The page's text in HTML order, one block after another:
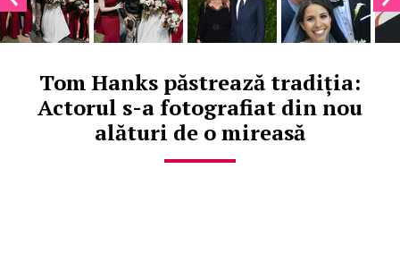
Tom Hanks păstrează tradiția:
Actorul s-a fotografiat din nou
alături de o mireasă